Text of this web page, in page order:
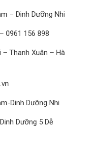
– Dinh Dưỡng Nhi
– 0961 156 898
Thanh Xuân – Hà
Dinh Dưỡng Nhi
Dưỡng 5 Dễ